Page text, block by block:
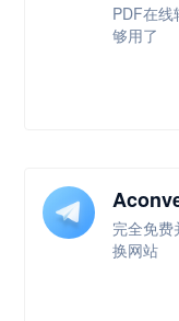
PDF在线
够用了
完全免
换网站